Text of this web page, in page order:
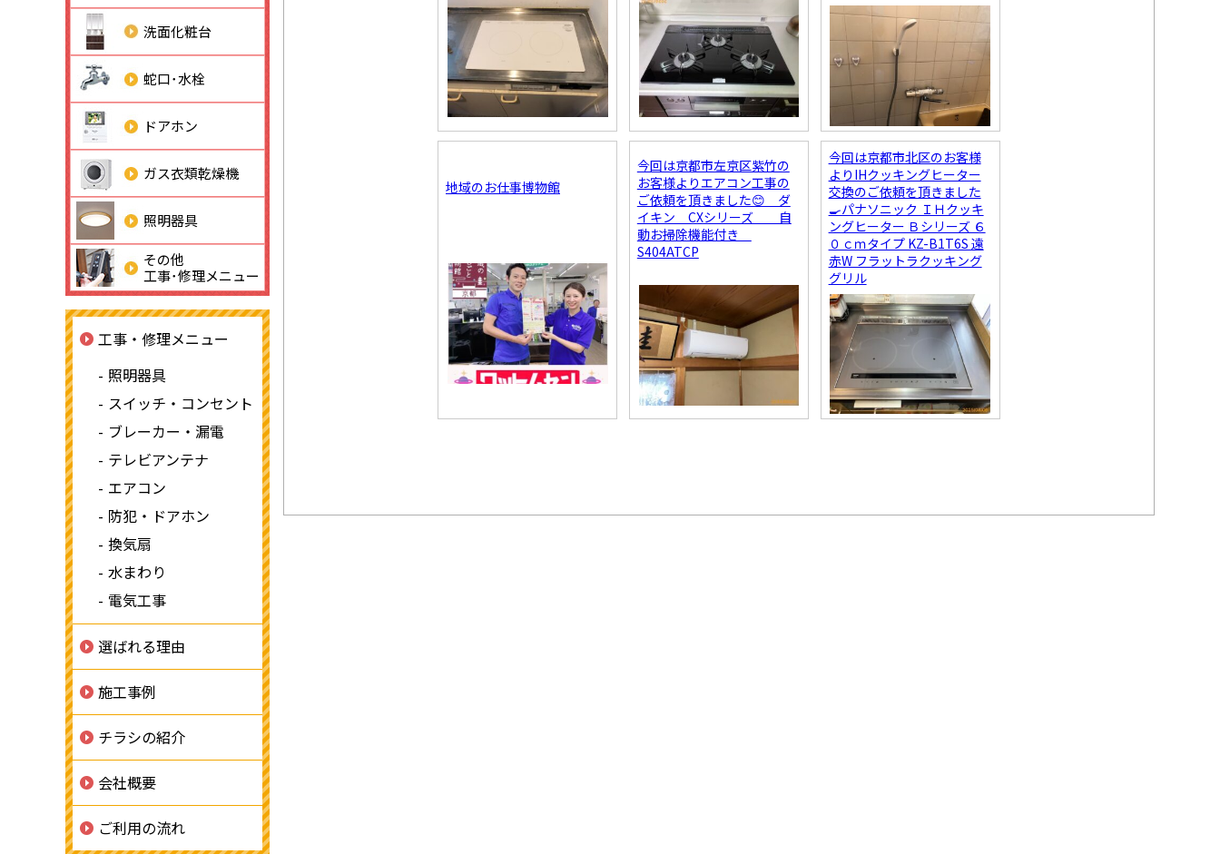
地域のお仕事博物館
今回は京都市左京区紫竹の
お客様よりエアコン工事の
ご依頼を頂きました😊 ダ
イキン CXシリーズ 自
動お掃除機能付き
S404ATCP
今回は京都市北区のお客様
よりIHクッキングヒーター
交換のご依頼を頂きました
🍳パナソニック ＩＨクッキ
ングヒーター Ｂシリーズ ６
０ｃｍタイプ KZ-B1T6S 遠
赤W フラットラクッキング
グリル
洗面化粧台
蛇口･水栓
ドアホン
ガス衣類乾燥機
照明器具
その他
工事･修理メニュー
工事・修理メニュー
照明器具
スイッチ・コンセント
ブレーカー・漏電
テレビアンテナ
エアコン
防犯・ドアホン
換気扇
水まわり
電気工事
選ばれる理由
施工事例
チラシの紹介
会社概要
ご利用の流れ